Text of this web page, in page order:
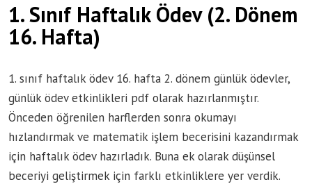
1. Sınıf Haftalık Ödev (2. Dönem
16. Hafta)
1. sınıf haftalık ödev 16. hafta 2. dönem günlük ödevler,
günlük ödev etkinlikleri pdf olarak hazırlanmıştır.
Önceden öğrenilen harflerden sonra okumayı
hızlandırmak ve matematik işlem becerisini kazandırmak
için haftalık ödev hazırladık. Buna ek olarak düşünsel
beceriyi geliştirmek için farklı etkinliklere yer verdik.